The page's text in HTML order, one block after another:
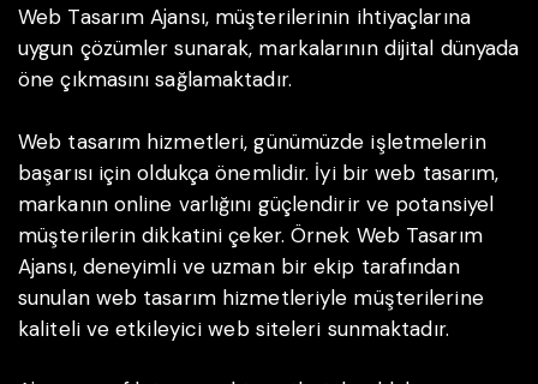
Web Tasarım Ajansı, müşterilerinin ihtiyaçlarına
uygun çözümler sunarak, markalarının dijital dünyada
öne çıkmasını sağlamaktadır.
Web tasarım hizmetleri, günümüzde işletmelerin
başarısı için oldukça önemlidir. İyi bir web tasarım,
markanın online varlığını güçlendirir ve potansiyel
müşterilerin dikkatini çeker. Örnek Web Tasarım
Ajansı, deneyimli ve uzman bir ekip tarafından
sunulan web tasarım hizmetleriyle müşterilerine
kaliteli ve etkileyici web siteleri sunmaktadır.